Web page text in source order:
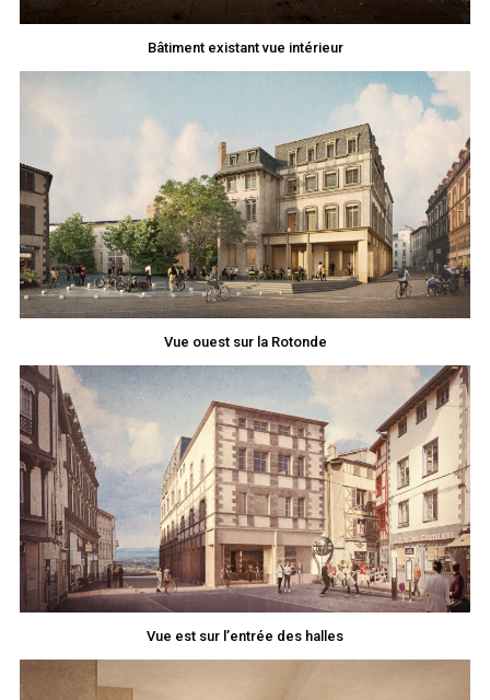
Bâtiment existant vue intérieur
Vue ouest sur la Rotonde
Vue est sur l’entrée des halles